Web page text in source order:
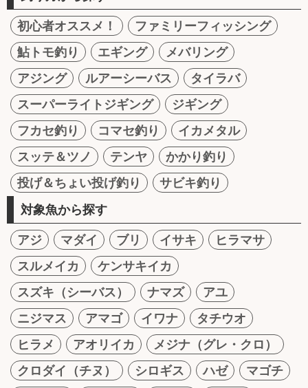
初心者オススメ！
ファミリーフィッシング
鮎トモ釣り
エギング
メバリング
アジング
ルアーシーバス
タイラバ
スーパーライトジギング
ジギング
フカセ釣り
コマセ釣り
イカメタル
スッテ＆ツノ
テンヤ
かかり釣り
投げ＆ちょい投げ釣り
サビキ釣り
対象魚から探す
アジ マダイ ブリ イサキ
ヒラマサ
スルメイカ
ケンサキイカ
スズキ（シーバス）
ナマズ
アユ
ニジマス
アマゴ イワナ
タチウオ
ヒラメ
アオリイカ
メジナ（グレ・クロ）
クロダイ（チヌ）
シロギス ハゼ
マゴチ